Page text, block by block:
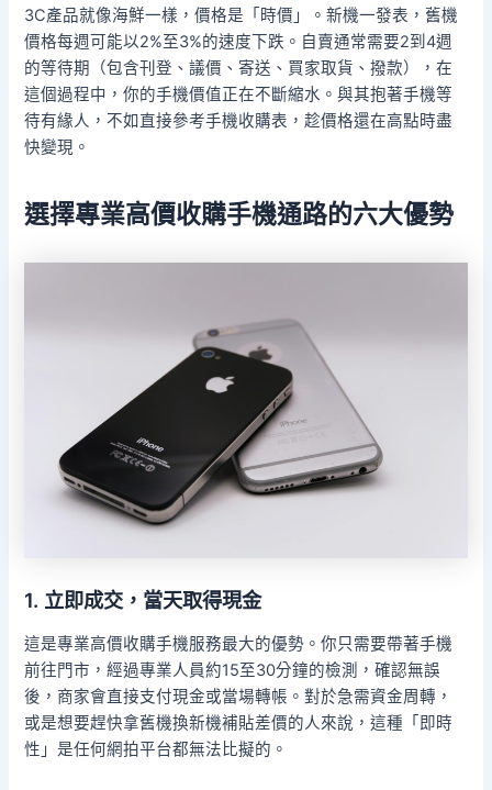
3C產品就像海鮮一樣，價格是「時價」。新機一發表，舊機
價格每週可能以2%至3%的速度下跌。自賣通常需要2到4週
的等待期（包含刊登、議價、寄送、買家取貨、撥款），在
這個過程中，你的手機價值正在不斷縮水。與其抱著手機等
待有緣人，不如直接參考手機收購表，趁價格還在高點時盡
快變現。
選擇專業高價收購手機通路的六大優勢
1. 立即成交，當天取得現金
這是專業高價收購手機服務最大的優勢。你只需要帶著手機
前往門市，經過專業人員約15至30分鐘的檢測，確認無誤
後，商家會直接支付現金或當場轉帳。對於急需資金周轉，
或是想要趕快拿舊機換新機補貼差價的人來說，這種「即時
性」是任何網拍平台都無法比擬的。